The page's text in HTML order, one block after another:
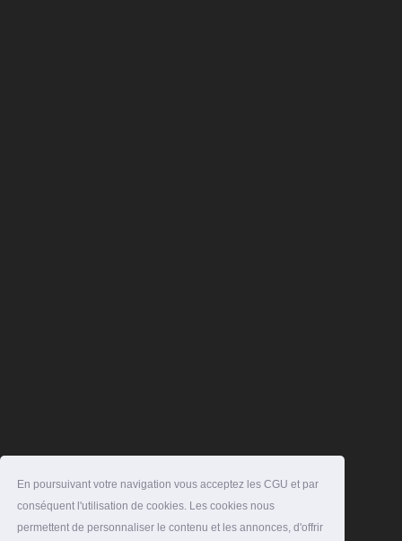
En poursuivant votre navigation vous acceptez les CGU et par
conséquent l'utilisation de cookies. Les cookies nous
permettent de personnaliser le contenu et les annonces, d'offrir